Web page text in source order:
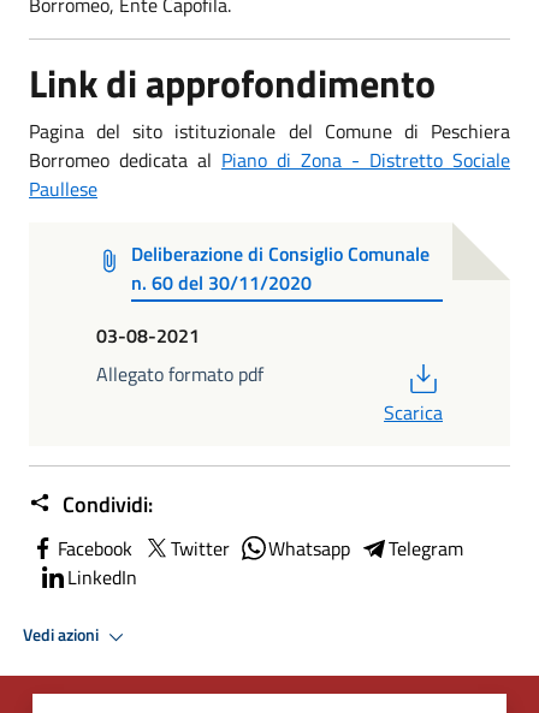
Link di approfondimento
Pagina del sito istituzionale del Comune di Peschiera
Borromeo dedicata al Piano di Zona - Distretto Sociale
Paullese
Deliberazione di Consiglio Comunale
n. 60 del 30/11/2020
03-08-2021
Allegato formato pdf
Scarica
Condividi:
Facebook Twitter Whatsapp
Telegram
LinkedIn
Vedi azioni